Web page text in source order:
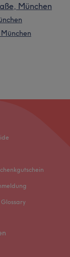
München